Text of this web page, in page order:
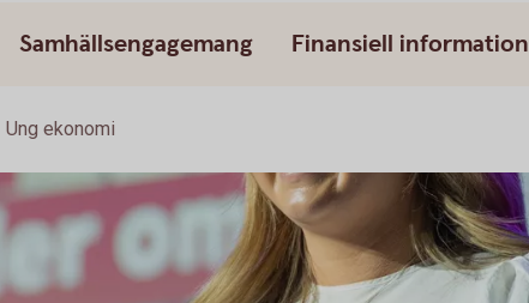
Samhällsengagemang Finansiell information
Ung ekonomi